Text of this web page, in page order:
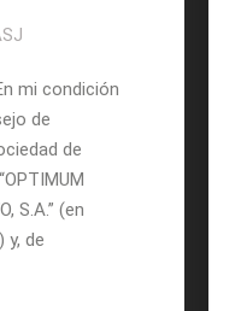
mi condición
de
de
S.A.” (en
y, de